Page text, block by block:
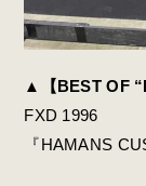
▲
【BEST OF
FXD 1996
『HAMANS